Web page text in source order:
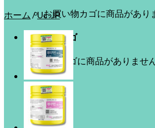
お買い物カゴに商品があり
お買い物カゴ
お買い物カゴに商品がありません
ホーム /Uc-JP